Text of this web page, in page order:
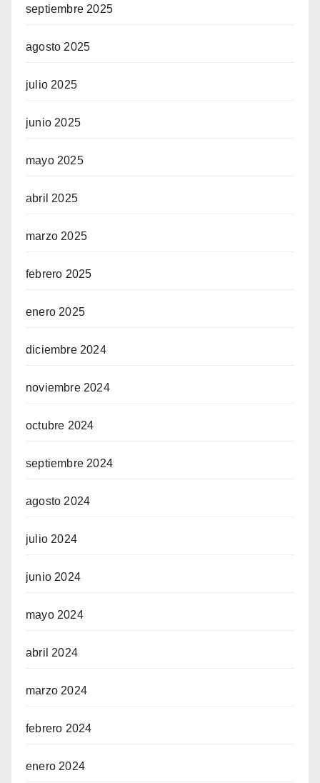
septiembre 2025
agosto 2025
julio 2025
junio 2025
mayo 2025
abril 2025
marzo 2025
febrero 2025
enero 2025
diciembre 2024
noviembre 2024
octubre 2024
septiembre 2024
agosto 2024
julio 2024
junio 2024
mayo 2024
abril 2024
marzo 2024
febrero 2024
enero 2024